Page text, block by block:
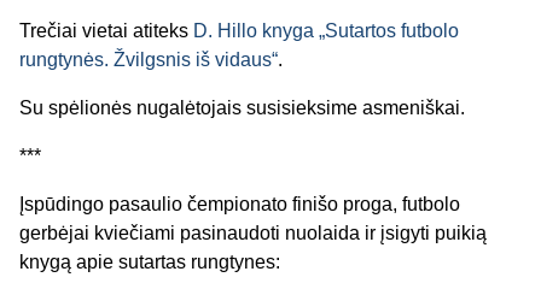
Trečiai vietai atiteks D. Hillo knyga „Sutartos futbolo
rungtynės. Žvilgsnis iš vidaus“.
Su spėlionės nugalėtojais susisieksime asmeniškai.
***
Įspūdingo pasaulio čempionato finišo proga, futbolo
gerbėjai kviečiami pasinaudoti nuolaida ir įsigyti puikią
knygą apie sutartas rungtynes: